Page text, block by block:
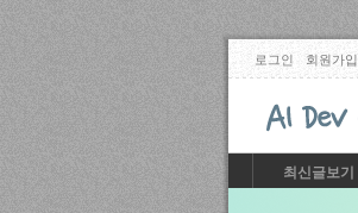
로그인 회원가입
최신글보기